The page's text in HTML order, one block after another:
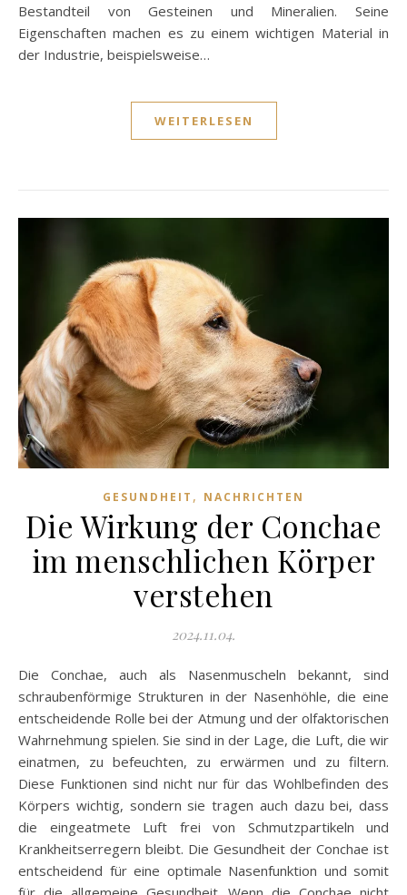
Bestandteil von Gesteinen und Mineralien. Seine
Eigenschaften machen es zu einem wichtigen Material in
der Industrie, beispielsweise…
WEITERLESEN
GESUNDHEIT , NACHRICHTEN
Die Wirkung der Conchae
im menschlichen Körper
verstehen
2024.11.04.
Die Conchae, auch als Nasenmuscheln bekannt, sind
schraubenförmige Strukturen in der Nasenhöhle, die eine
entscheidende Rolle bei der Atmung und der olfaktorischen
Wahrnehmung spielen. Sie sind in der Lage, die Luft, die wir
einatmen, zu befeuchten, zu erwärmen und zu filtern.
Diese Funktionen sind nicht nur für das Wohlbefinden des
Körpers wichtig, sondern sie tragen auch dazu bei, dass
die eingeatmete Luft frei von Schmutzpartikeln und
Krankheitserregern bleibt. Die Gesundheit der Conchae ist
entscheidend für eine optimale Nasenfunktion und somit